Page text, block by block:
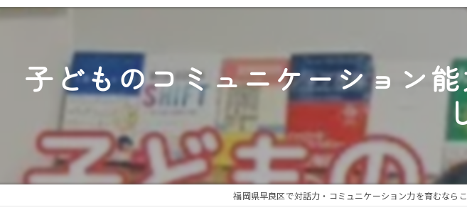
中学生
非認知能力
コーチング
体験
子どものコミュニケーション
福岡県早良区で対話力・コミュニケーション力を育むなら